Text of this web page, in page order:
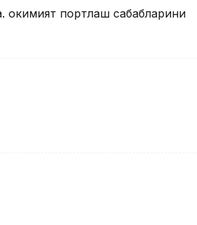
портлаш сабабларини